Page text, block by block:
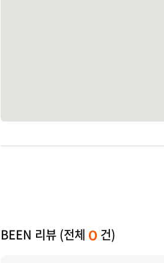
BEEN 리뷰 (전체 0 건)